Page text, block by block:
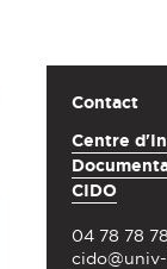
Contact
Centre
CIDO
04 78 78